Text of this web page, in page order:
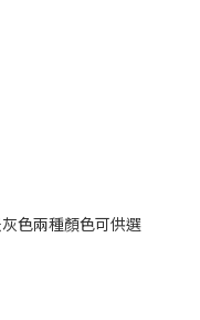
色兩種顏色可供選